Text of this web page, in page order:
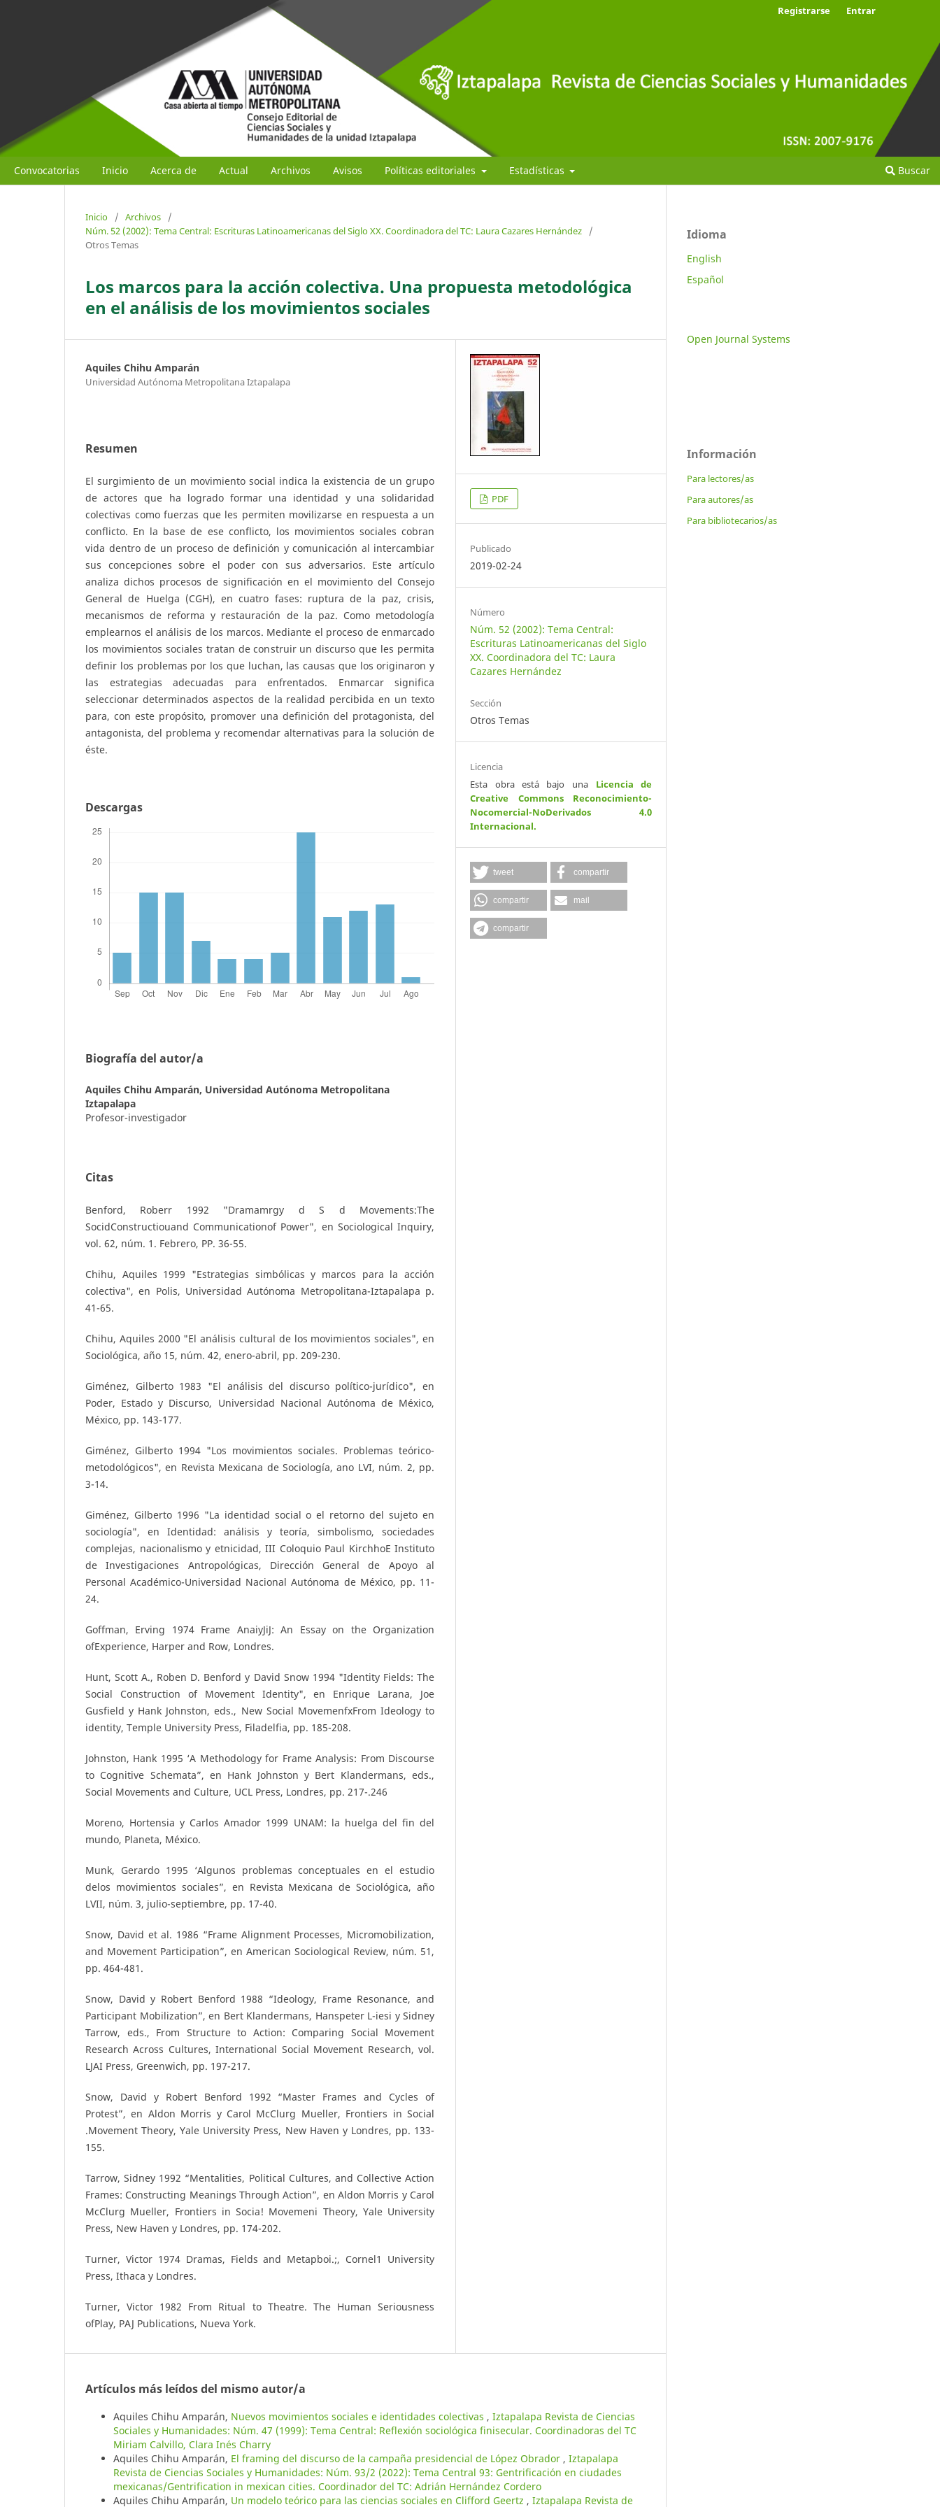
Convocatorias Inicio Acerca de Actual Archivos Avisos Políticas editoriales Estadísticas Buscar
Registrarse Entrar
Inicio / Archivos
/
Núm. 52 (2002): Tema Central: Escrituras Latinoamericanas del Siglo XX. Coordinadora del TC: Laura Cazares Hernández
/
Otros Temas
Los marcos para la acción colectiva. Una propuesta metodológica
en el análisis de los movimientos sociales
Aquiles Chihu Amparán
Universidad Autónoma Metropolitana Iztapalapa
Resumen
El surgimiento de un movimiento social indica la existencia de un grupo
de actores que ha logrado formar una identidad y una solidaridad
colectivas como fuerzas que les permiten movilizarse en respuesta a un
conflicto. En la base de ese conflicto, los movimientos sociales cobran
vida dentro de un proceso de definición y comunicación al intercambiar
sus concepciones sobre el poder con sus adversarios. Este artículo
analiza dichos procesos de significación en el movimiento del Consejo
General de Huelga (CGH), en cuatro fases: ruptura de la paz, crisis,
mecanismos de reforma y restauración de la paz. Como metodología
emplearnos el análisis de los marcos. Mediante el proceso de enmarcado
los movimientos sociales tratan de construir un discurso que les permita
definir los problemas por los que luchan, las causas que los originaron y
las estrategias adecuadas para enfrentados. Enmarcar significa
seleccionar determinados aspectos de la realidad percibida en un texto
para, con este propósito, promover una definición del protagonista, del
antagonista, del problema y recomendar alternativas para la solución de
éste.
Descargas
Biografía del autor/a
Aquiles Chihu Amparán, Universidad Autónoma Metropolitana
Iztapalapa
Profesor-investigador
Citas
Benford, Roberr 1992 "Dramamrgy d S d Movements:The
SocidConstructiouand Communicationof Power", en Sociological Inquiry,
vol. 62, núm. 1. Febrero, PP. 36-55.
Chihu, Aquiles 1999 "Estrategias simbólicas y marcos para la acción
colectiva", en Polis, Universidad Autónoma Metropolitana-Iztapalapa p.
41-65.
Chihu, Aquiles 2000 "El análisis cultural de los movimientos sociales", en
Sociológica, año 15, núm. 42, enero-abril, pp. 209-230.
Giménez, Gilberto 1983 "El análisis del discurso político-jurídico", en
Poder, Estado y Discurso, Universidad Nacional Autónoma de México,
México, pp. 143-177.
Giménez, Gilberto 1994 "Los movimientos sociales. Problemas teórico-
metodológicos", en Revista Mexicana de Sociología, ano LVI, núm. 2, pp.
3-14.
Giménez, Gilberto 1996 "La identidad social o el retorno del sujeto en
sociología", en Identidad: análisis y teoría, simbolismo, sociedades
complejas, nacionalismo y etnicidad, III Coloquio Paul KirchhoE Instituto
de Investigaciones Antropológicas, Dirección General de Apoyo al
Personal Académico-Universidad Nacional Autónoma de México, pp. 11-
24.
Goffman, Erving 1974 Frame AnaiyJiJ: An Essay on the Organization
ofExperience, Harper and Row, Londres.
Hunt, Scott A., Roben D. Benford y David Snow 1994 "Identity Fields: The
Social Construction of Movement Identity", en Enrique Larana, Joe
Gusfield y Hank Johnston, eds., New Social MovemenfxFrom Ideology to
identity, Temple University Press, Filadelfia, pp. 185-208.
Johnston, Hank 1995 ‘A Methodology for Frame Analysis: From Discourse
to Cognitive Schemata”, en Hank Johnston y Bert Klandermans, eds.,
Social Movements and Culture, UCL Press, Londres, pp. 217-.246
Moreno, Hortensia y Carlos Amador 1999 UNAM: la huelga del fin del
mundo, Planeta, México.
Munk, Gerardo 1995 ‘Algunos problemas conceptuales en el estudio
delos movimientos sociales”, en Revista Mexicana de Sociológica, año
LVII, núm. 3, julio-septiembre, pp. 17-40.
Snow, David et al. 1986 “Frame Alignment Processes, Micromobilization,
and Movement Participation”, en American Sociological Review, núm. 51,
pp. 464-481.
Snow, David y Robert Benford 1988 “Ideology, Frame Resonance, and
Participant Mobilization”, en Bert Klandermans, Hanspeter L-iesi y Sidney
Tarrow, eds., From Structure to Action: Comparing Social Movement
Research Across Cultures, International Social Movement Research, vol.
LJAI Press, Greenwich, pp. 197-217.
Snow, David y Robert Benford 1992 “Master Frames and Cycles of
Protest”, en Aldon Morris y Carol McClurg Mueller, Frontiers in Social
.Movement Theory, Yale University Press, New Haven y Londres, pp. 133-
155.
Tarrow, Sidney 1992 “Mentalities, Political Cultures, and Collective Action
Frames: Constructing Meanings Through Action”, en Aldon Morris y Carol
McClurg Mueller, Frontiers in Socia! Movemeni Theory, Yale University
Press, New Haven y Londres, pp. 174-202.
Turner, Victor 1974 Dramas, Fields and Metapboi.;, Cornel1 University
Press, Ithaca y Londres.
Turner, Victor 1982 From Ritual to Theatre. The Human Seriousness
ofPlay, PAJ Publications, Nueva York.
PDF
Publicado
2019-02-24
Número
Núm. 52 (2002): Tema Central:
Escrituras Latinoamericanas del Siglo
XX. Coordinadora del TC: Laura
Cazares Hernández
Sección
Otros Temas
Licencia
Esta obra está bajo una Licencia de
Creative Commons Reconocimiento-
Nocomercial-NoDerivados 4.0
Internacional.
tweet compartir
compartir mail
compartir
Artículos más leídos del mismo autor/a
Aquiles Chihu Amparán, Nuevos movimientos sociales e identidades colectivas , Iztapalapa Revista de Ciencias
Sociales y Humanidades: Núm. 47 (1999): Tema Central: Reflexión sociológica finisecular. Coordinadoras del TC
Miriam Calvillo, Clara Inés Charry
Aquiles Chihu Amparán, El framing del discurso de la campaña presidencial de López Obrador , Iztapalapa
Revista de Ciencias Sociales y Humanidades: Núm. 93/2 (2022): Tema Central 93: Gentrificación en ciudades
mexicanas/Gentrification in mexican cities. Coordinador del TC: Adrián Hernández Cordero
Aquiles Chihu Amparán, Un modelo teórico para las ciencias sociales en Clifford Geertz , Iztapalapa Revista de
Idioma
English
Español
Open Journal Systems
Información
Para lectores/as
Para autores/as
Para bibliotecarios/as